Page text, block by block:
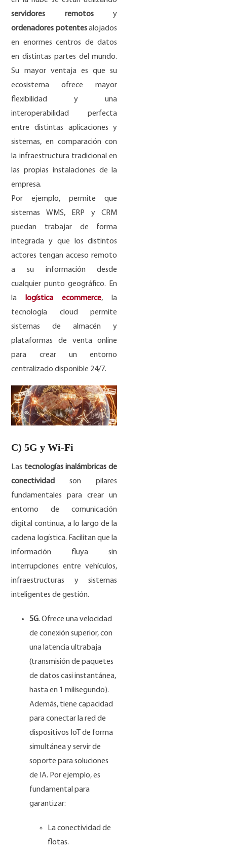
servidores remotosy
ordenadores potentesalojados
en enormes centros de datos
en distintas partes del mundo.
Su mayor ventaja es que su
ecosistema ofrece mayor
flexibilidad y una
interoperabilidad perfecta
entre distintas aplicaciones y
sistemas, en comparación con
la infraestructura tradicional en
las propias instalaciones de la
empresa.
Por ejemplo, permite que
sistemas WMS, ERP y CRM
puedan trabajar de forma
integrada y que los distintos
actores tengan acceso remoto
a su información desde
cualquier punto geográfico. En
lalogística ecommerce, la
tecnología cloud permite
sistemas de almacén y
plataformas de venta online
para crear un entorno
centralizado disponible 24/7.
C) 5G y Wi-Fi
Las tecnologías inalámbricas de
conectividad
son pilares
fundamentales para crear un
entorno de comunicación
digital continua, a lo largo de la
cadena logística. Facilitan que la
información fluya sin
interrupciones entre vehículos,
infraestructuras y sistemas
inteligentes de gestión.
5G. Ofrece una velocidad
de conexión superior, con
una latencia ultrabaja
(transmisión de paquetes
de datos casi instantánea,
hasta en 1 milisegundo).
Además, tiene capacidad
para conectar la red de
dispositivos IoT de forma
simultánea y servir de
soporte para soluciones
de IA. Por ejemplo, es
fundamental para
garantizar:
La conectividad de
flotas.